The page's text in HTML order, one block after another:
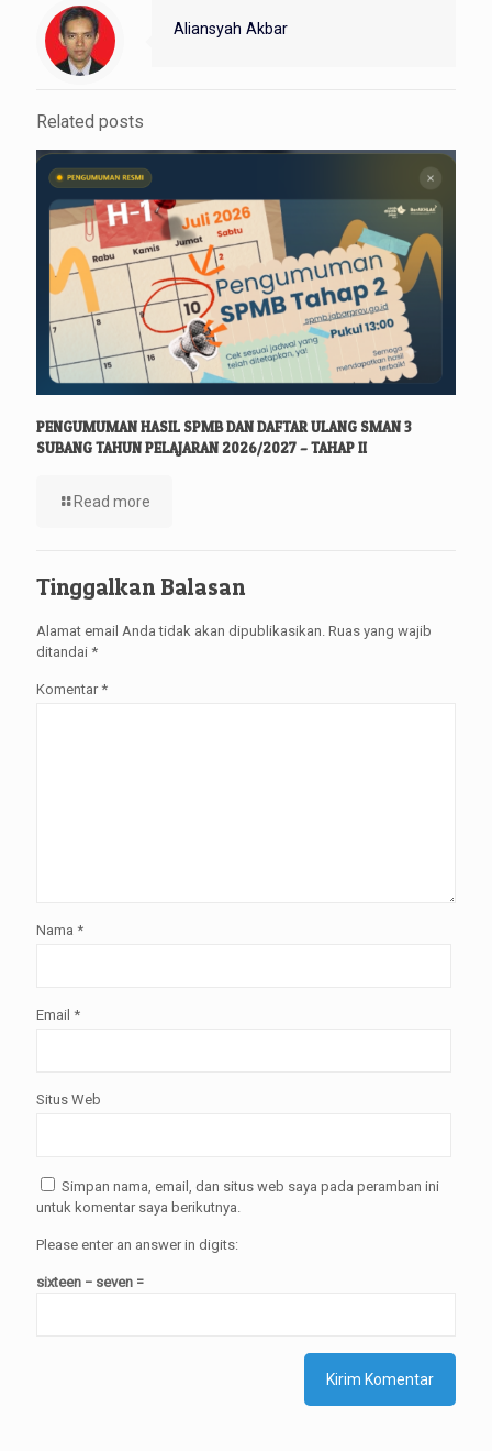
Aliansyah Akbar
Related posts
PENGUMUMAN HASIL SPMB DAN DAFTAR ULANG SMAN 3
SUBANG TAHUN PELAJARAN 2026/2027 – TAHAP II
Read more
Tinggalkan Balasan
Alamat email Anda tidak akan dipublikasikan. Ruas yang wajib
ditandai *
Komentar *
Nama *
Email *
Situs Web
Simpan nama, email, dan situs web saya pada peramban ini
untuk komentar saya berikutnya.
Please enter an answer in digits:
sixteen − seven =